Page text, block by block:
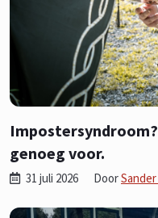
genoeg voor.
31 juli 2026 DoorSander